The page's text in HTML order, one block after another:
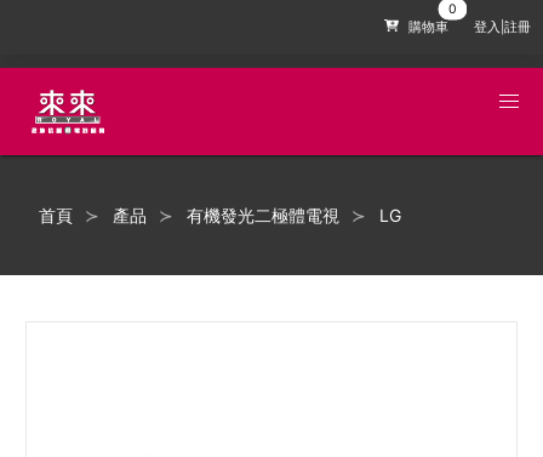
購物車 登入|註冊
首頁 產品 有機發光二極體電視 LG